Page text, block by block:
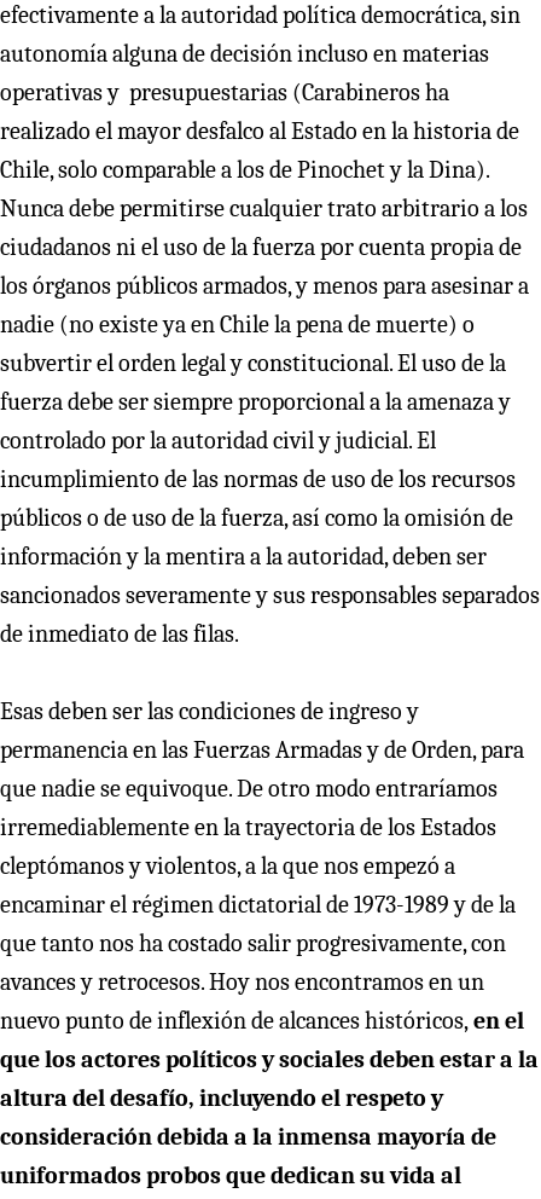
efectivamente a la autoridad política democrática, sin
autonomía alguna de decisión incluso en materias
operativas y presupuestarias (Carabineros ha
realizado el mayor desfalco al Estado en la historia de
Chile, solo comparable a los de Pinochet y la Dina).
Nunca debe permitirse cualquier trato arbitrario a los
ciudadanos ni el uso de la fuerza por cuenta propia de
los órganos públicos armados, y menos para asesinar a
nadie (no existe ya en Chile la pena de muerte) o
subvertir el orden legal y constitucional. El uso de la
fuerza debe ser siempre proporcional a la amenaza y
controlado por la autoridad civil y judicial. El
incumplimiento de las normas de uso de los recursos
públicos o de uso de la fuerza, así como la omisión de
información y la mentira a la autoridad, deben ser
sancionados severamente y sus responsables separados
de inmediato de las filas.
Esas deben ser las condiciones de ingreso y
permanencia en las Fuerzas Armadas y de Orden, para
que nadie se equivoque. De otro modo entraríamos
irremediablemente en la trayectoria de los Estados
cleptómanos y violentos, a la que nos empezó a
encaminar el régimen dictatorial de 1973-1989 y de la
que tanto nos ha costado salir progresivamente, con
avances y retrocesos. Hoy nos encontramos en un
nuevo punto de inflexión de alcances históricos,en el
que los actores políticos y sociales deben estar a la
altura del desafío, incluyendo el respeto y
consideración debida a la inmensa mayoría de
uniformados probos que dedican su vida al